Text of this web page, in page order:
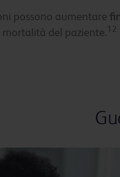
possono aumentare
del paziente. 12